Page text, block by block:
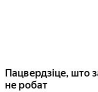
Пацвердзіце, што
не робат